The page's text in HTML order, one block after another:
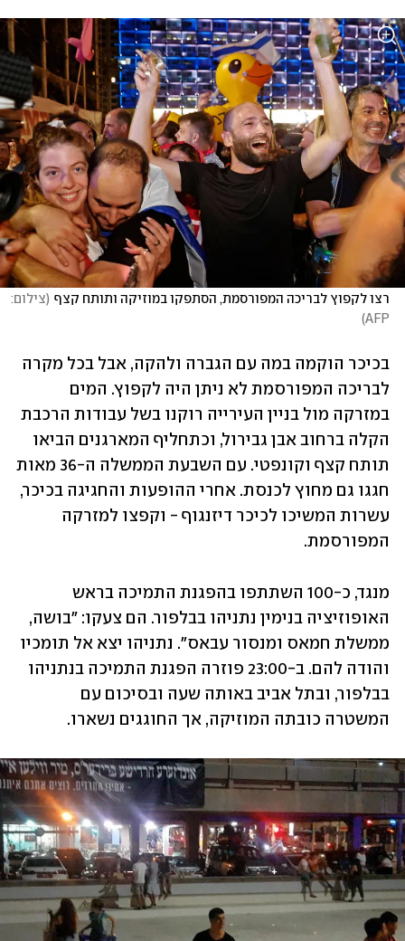
רצו לקפוץ לבריכה המפורסמת, הסתפקו במוזיקה ותותח קצף (
AFP
)
המפורסמת.
המשטרה כובתה המוזיקה, אך החוגגים נשארו.